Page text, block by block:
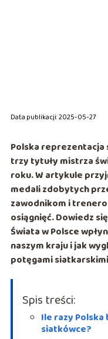
Data publikacji: 2025-05-27
Polska reprezentacja
trzy tytuły mistrza
roku. W artykule
medali zdobytych
zawodnikom i
osiągnięć. Dowiedz
Świata w Polsce
naszym kraju i jak
potęgami
Spis treści:
Ile razy
siatkówce?